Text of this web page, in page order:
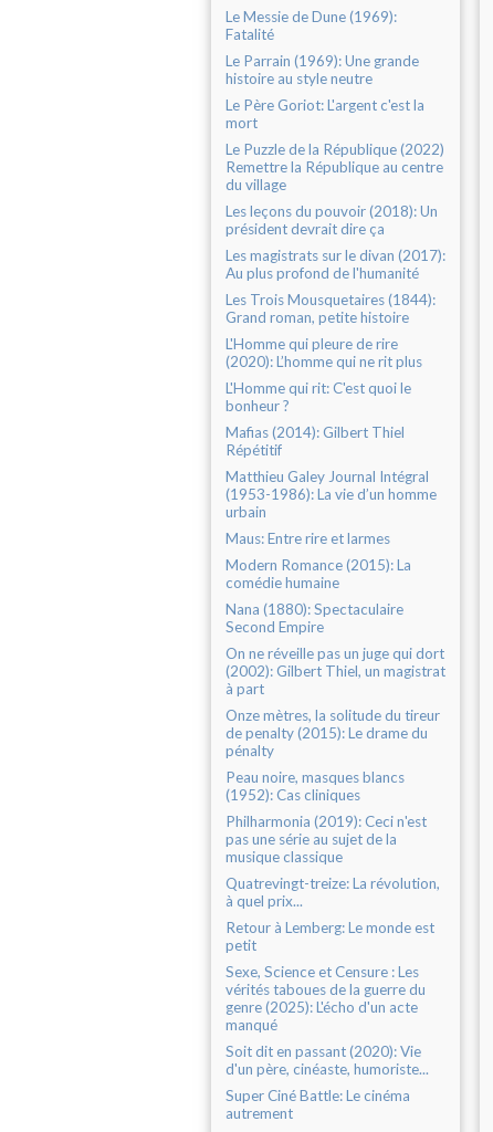
Le Messie de Dune (1969):
Fatalité
Le Parrain (1969): Une grande
histoire au style neutre
Le Père Goriot: L'argent c'est la
mort
Le Puzzle de la République (2022)
Remettre la République au centre
du village
Les leçons du pouvoir (2018): Un
président devrait dire ça
Les magistrats sur le divan (2017):
Au plus profond de l'humanité
Les Trois Mousquetaires (1844):
Grand roman, petite histoire
L'Homme qui pleure de rire
(2020): L’homme qui ne rit plus
L'Homme qui rit: C'est quoi le
bonheur ?
Mafias (2014): Gilbert Thiel
Répétitif
Matthieu Galey Journal Intégral
(1953-1986): La vie d’un homme
urbain
Maus: Entre rire et larmes
Modern Romance (2015): La
comédie humaine
Nana (1880): Spectaculaire
Second Empire
On ne réveille pas un juge qui dort
(2002): Gilbert Thiel, un magistrat
à part
Onze mètres, la solitude du tireur
de penalty (2015): Le drame du
pénalty
Peau noire, masques blancs
(1952): Cas cliniques
Philharmonia (2019): Ceci n'est
pas une série au sujet de la
musique classique
Quatrevingt-treize: La révolution,
à quel prix...
Retour à Lemberg: Le monde est
petit
Sexe, Science et Censure : Les
vérités taboues de la guerre du
genre (2025): L'écho d'un acte
manqué
Soit dit en passant (2020): Vie
d'un père, cinéaste, humoriste...
Super Ciné Battle: Le cinéma
autrement